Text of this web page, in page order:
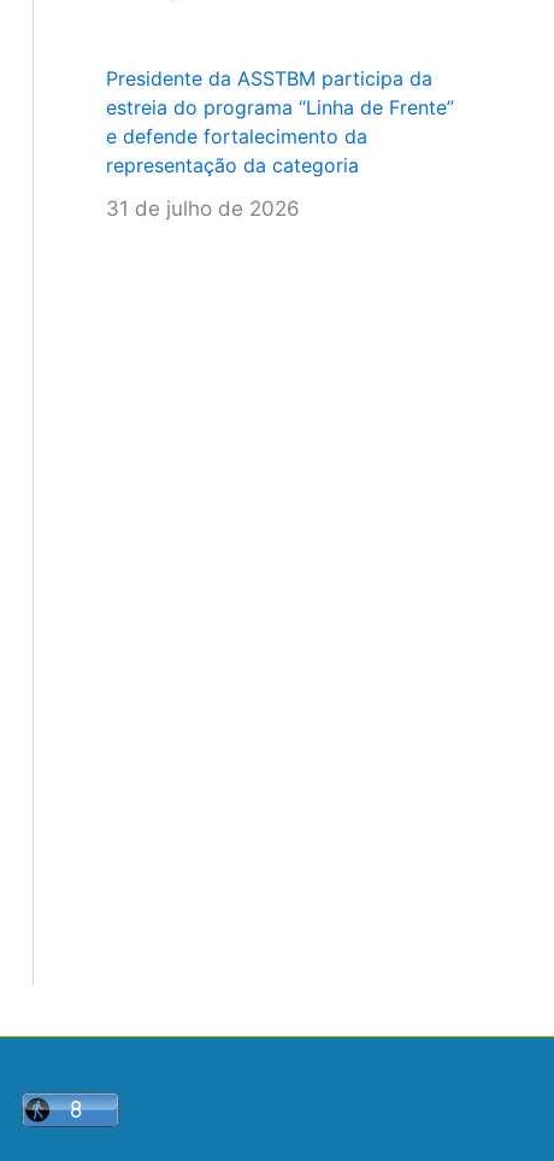
Presidente da ASSTBM participa da
estreia do programa “Linha de Frente”
e defende fortalecimento da
representação da categoria
31 de julho de 2026